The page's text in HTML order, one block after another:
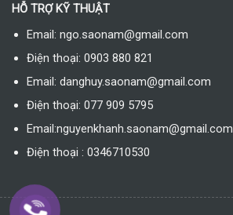
HỖ TRỢ KỸ THUẬT
Email: ngo.saonam@gmail.com
Điện thoại: 0903 880 821
Email: danghuy.saonam@gmail.com
Điện thoại: 077 909 5795
Email:nguyenkhanh.saonam@gmail.com
Điện thoại : 0346710530